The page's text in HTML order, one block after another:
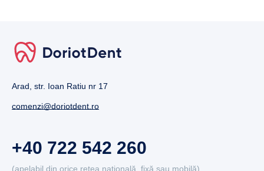
Arad, str. Ioan Ratiu nr 17
comenzi@doriotdent.ro
+40 722 542 260
(apelabil din orice rețea națională, fixă sau mobilă)